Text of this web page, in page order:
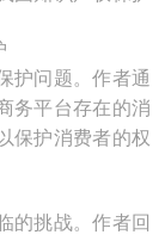
护问题。作者通
务平台存在的消
保护消费者的权
的挑战。作者回